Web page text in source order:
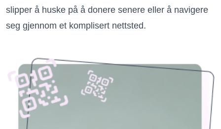
slipper å huske på å donere senere eller å navigere
seg gjennom et komplisert nettsted.